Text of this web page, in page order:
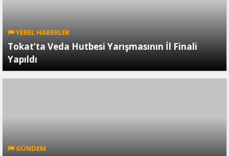
YEREL HABERLER
Tokat’ta Veda Hutbesi Yarışmasının İl Finali
Yapıldı
GÜNDEM